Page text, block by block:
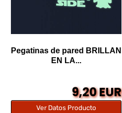
Pegatinas de pared BRILLAN
EN LA...
9,20 EUR
Ver Datos Producto